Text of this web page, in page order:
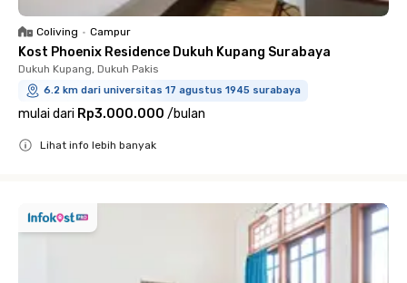
Coliving • Campur
Kost Phoenix Residence Dukuh Kupang Surabaya
Dukuh Kupang, Dukuh Pakis
6.2 km dari universitas 17 agustus 1945 surabaya
mulai dari Rp3.000.000 /bulan
Lihat info lebih banyak